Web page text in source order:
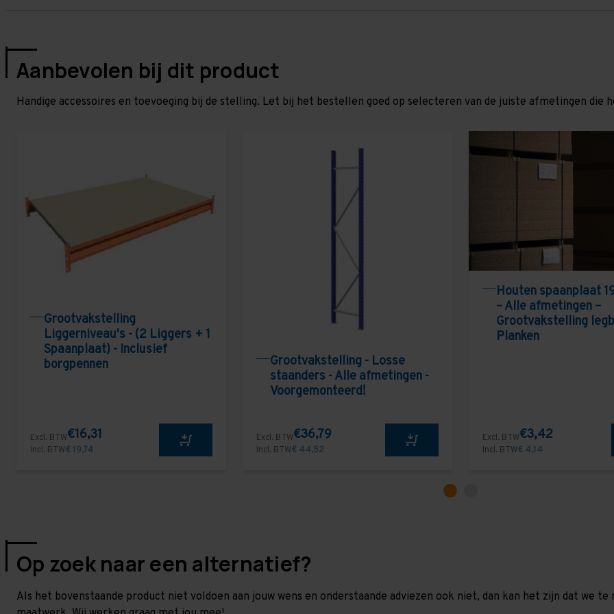
Aanbevolen bij dit product
Handige accessoires en toevoeging bij de stelling. Let bij het bestellen goed op selecteren van de juiste afmetingen die
Grootvakstelling
Liggerniveau's - (2 Liggers + 1
Spaanplaat) - Inclusief
borgpennen
Excl. BTW€16,31
Incl. BTW€ 19,74
Grootvakstelling - Losse
staanders - Alle afmetingen -
Voorgemonteerd!
Excl. BTW€36,79
Incl. BTW€ 44,52
Houten spaanplaat
– Alle afmetingen –
Grootvakstelling
Planken
Excl. BTW€3,42
Incl. BTW€ 4,14
Op zoek naar een alternatief?
Als het bovenstaande product niet voldoen aan jouw wens en onderstaande adviezen ook niet, dan kan het zijn dat we